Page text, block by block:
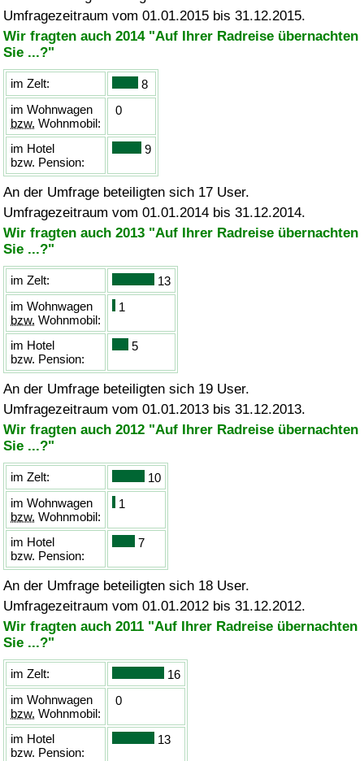
Umfragezeitraum vom 01.01.2015 bis 31.12.2015.
Wir fragten auch 2014 "Auf Ihrer Radreise übernachten
Sie ...?"
im Zelt:
8
im Wohnwagen
bzw. Wohnmobil:
0
im Hotel
bzw. Pension:
9
An der Umfrage beteiligten sich 17 User.
Umfragezeitraum vom 01.01.2014 bis 31.12.2014.
Wir fragten auch 2013 "Auf Ihrer Radreise übernachten
Sie ...?"
im Zelt:
13
im Wohnwagen
bzw. Wohnmobil:
1
im Hotel
bzw. Pension:
5
An der Umfrage beteiligten sich 19 User.
Umfragezeitraum vom 01.01.2013 bis 31.12.2013.
Wir fragten auch 2012 "Auf Ihrer Radreise übernachten
Sie ...?"
im Zelt:
10
im Wohnwagen
bzw. Wohnmobil:
1
im Hotel
bzw. Pension:
7
An der Umfrage beteiligten sich 18 User.
Umfragezeitraum vom 01.01.2012 bis 31.12.2012.
Wir fragten auch 2011 "Auf Ihrer Radreise übernachten
Sie ...?"
im Zelt:
16
im Wohnwagen
bzw. Wohnmobil:
0
im Hotel
bzw. Pension:
13